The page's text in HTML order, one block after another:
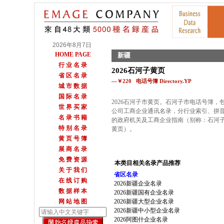
2026年8月7日
HOME PAGE
行 业 名 录
省 区 名 录
城 市 数 据
国 际 名 录
世 界 买 家
名 录 书 籍
特 别 名 录
黄 页 号 簿
展 商 名 录
免 费 资 源
关 于 我 们
在 线 订 购
数 据 样 本
网 站 地 图
新疆
2026石河子黄页
—￥220 电话号簿 Directory.YP
2026石河子市黄页。石河子市电话号簿，
公司工商企业通讯名录，分行业索引、拼
的政府机关及工商企业指南（别称：石河
黄页）。
本类目相关名录产品推荐
省区名录
2026新疆企业名录
2026新疆国有企业名录
2026新疆大型企业名录
2026新疆中小型企业名录
2026阿图什企业名录